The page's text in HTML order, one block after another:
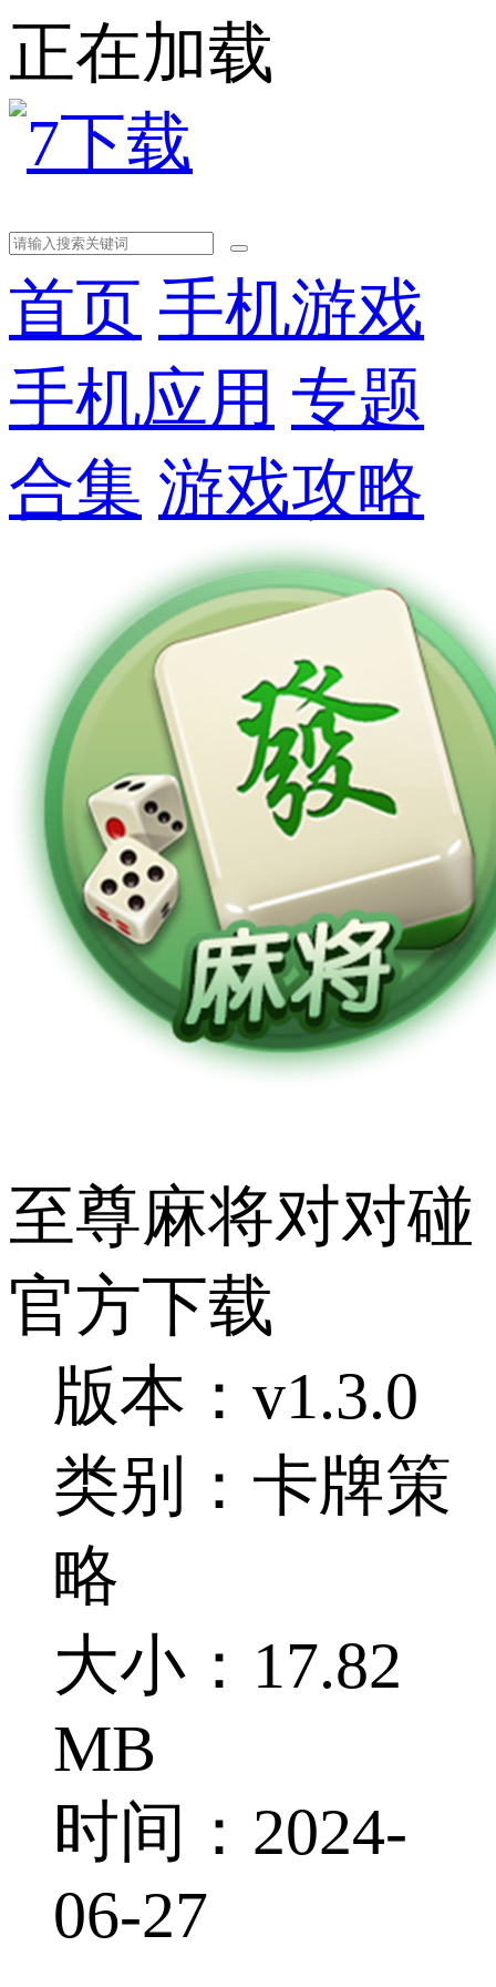
正在加载
首页 手机游戏
手机应用 专题
合集 游戏攻略
至尊麻将对对碰
官方下载
版本：v1.3.0
类别：卡牌策
略
大小：17.82
MB
时间：2024-
06-27